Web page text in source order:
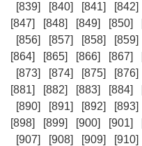
[839]
[840] [841] [842]
[847]
[848] [849] [850]
[856]
[857] [858] [859]
[864]
[865] [866] [867]
[873]
[874] [875] [876]
[881]
[882] [883] [884]
[890]
[891] [892] [893]
[898]
[899] [900] [901]
[907]
[908] [909] [910]